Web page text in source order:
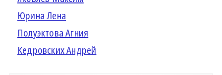
Юрина Лена
Полуэктова Агния
Кедровских Андрей